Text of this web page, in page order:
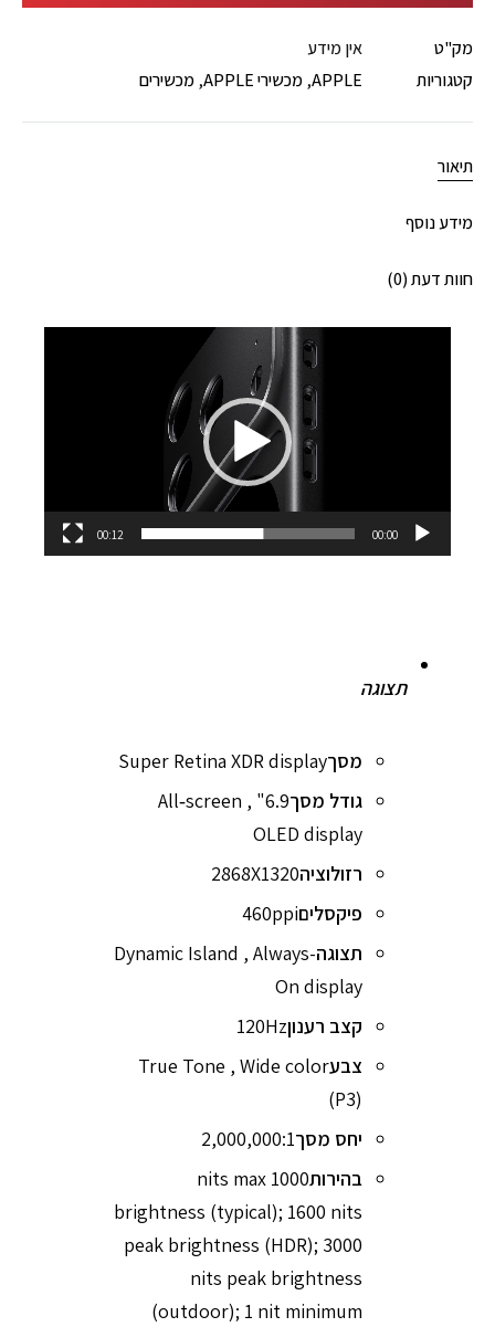
מק"ט
אין מידע
קטגוריות
APPLE
,מכשירי APPLE ,מכשירים
תיאור
מידע נוסף
חוות דעת (0)
00:00
00:12
תצוגה
מסךSuper Retina XDR display
גודל מסך
6.9" , All‑screen
OLED display
רזולוציה2868X1320
פיקסלים460ppi
תצוגהDynamic Island , Always-
On display
קצב רענון120Hz
צבעTrue Tone , Wide color
(P3)
יחס מסך2,000,000:1
בהירות
1000 nits max
brightness (typical); 1600 nits
peak brightness (HDR); 3000
nits peak brightness
(outdoor); 1 nit minimum